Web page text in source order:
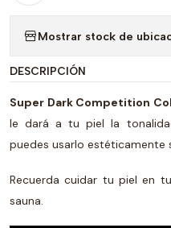
Mostrar stock de
DESCRIPCIÓN
Super Dark Competition
le dará a tu piel la
puedes usarlo estéticamente
Recuerda cuidar tu piel en
sauna.